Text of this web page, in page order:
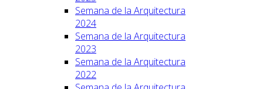
Semana de la Arquitectura
2024
Semana de la Arquitectura
2023
Semana de la Arquitectura
2022